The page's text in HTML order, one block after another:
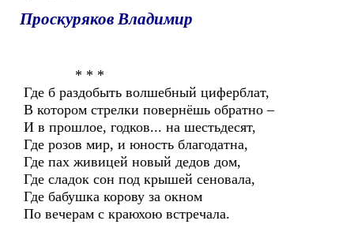
Проскуряков Владимир
* * *
Где б раздобыть волшебный циферблат,
В котором стрелки повернёшь обратно –
И в прошлое, годков... на шестьдесят,
Где розов мир, и юность благодатна,
Где пах живицей новый дедов дом,
Где сладок сон под крышей сеновала,
Где бабушка корову за окном
По вечерам с краюхою встречала.